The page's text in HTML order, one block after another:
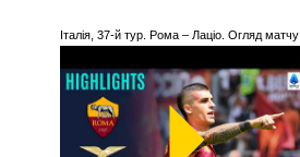
Італія, 37-й тур. Рома – Лаціо. Огляд матчу